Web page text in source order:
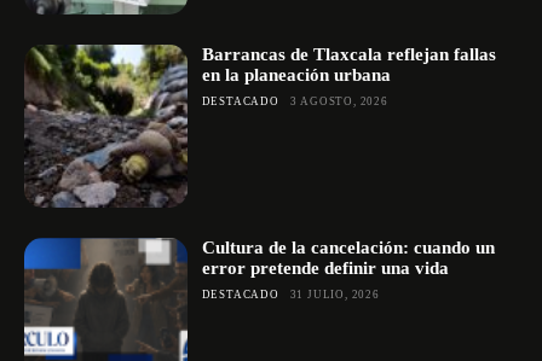
Barrancas de Tlaxcala reflejan fallas
en la planeación urbana
DESTACADO 3 AGOSTO, 2026
Cultura de la cancelación: cuando un
error pretende definir una vida
DESTACADO 31 JULIO, 2026